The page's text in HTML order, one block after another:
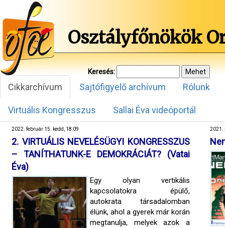
Osztályfőnökök
Keresés:
Cikkarchívum Sajtófigyelő archívum Rólunk
Virtuális Kongresszus Sallai Éva videóportál
2022. február 15. kedd, 18:09
2. VIRTUÁLIS NEVELÉSÜGYI KONGRESSZUS
– TANÍTHATUNK-E DEMOKRÁCIÁT? (Vatai
Éva)
Egy olyan vertikális
kapcsolatokra épülő,
autokrata társadalomban
élünk, ahol a gyerek már korán
megtanulja, melyek azok a
2021.